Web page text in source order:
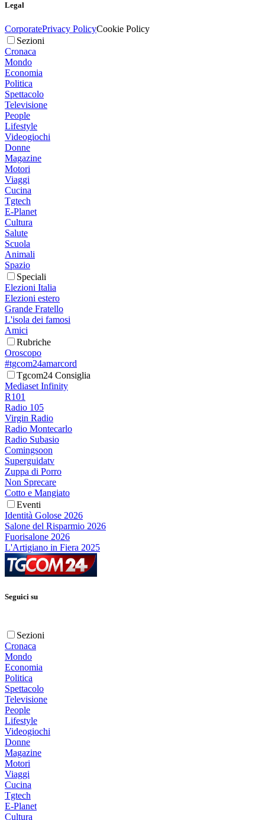
Legal
CorporatePrivacy PolicyCookie Policy
Sezioni
Cronaca
Mondo
Economia
Politica
Spettacolo
Televisione
People
Lifestyle
Videogiochi
Donne
Magazine
Motori
Viaggi
Cucina
Tgtech
E-Planet
Cultura
Salute
Scuola
Animali
Spazio
Speciali
Elezioni Italia
Elezioni estero
Grande Fratello
L'isola dei famosi
Amici
Rubriche
Oroscopo
#tgcom24amarcord
Tgcom24 Consiglia
Mediaset Infinity
R101
Radio 105
Virgin Radio
Radio Montecarlo
Radio Subasio
Comingsoon
Superguidatv
Zuppa di Porro
Non Sprecare
Cotto e Mangiato
Eventi
Identità Golose 2026
Salone del Risparmio 2026
Fuorisalone 2026
L'Artigiano in Fiera 2025
Seguici su
Sezioni
Cronaca
Mondo
Economia
Politica
Spettacolo
Televisione
People
Lifestyle
Videogiochi
Donne
Magazine
Motori
Viaggi
Cucina
Tgtech
E-Planet
Cultura